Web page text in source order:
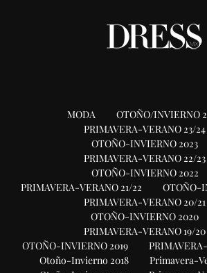
MODA
OTOÑO/INVIERNO
PRIMAVERA-VERANO 23/24
OTOÑO-INVIERNO 2023
PRIMAVERA-VERANO 22/23
OTOÑO-INVIERNO 2022
PRIMAVERA-VERANO 21/22
OTOÑO-
PRIMAVERA-VERANO 20/21
OTOÑO-INVIERNO 2020
PRIMAVERA-VERANO 19/20
OTOÑO-INVIERNO 2019
Otoño-Invierno 2018
Primavera-